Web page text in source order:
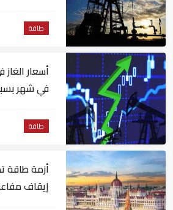
طاقة
في شهر
طاقة
أزمة طاقة
إيقاف